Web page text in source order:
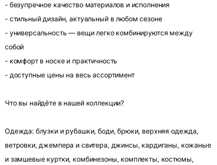
- безупречное качество материалов и исполнения
- стильный дизайн, актуальный в любом сезоне
- универсальность — вещи легко комбинируются между
собой
- комфорт в носке и практичность
- доступные цены на весь ассортимент
Что вы найдёте в нашей коллекции?
Одежда: блузки и рубашки, боди, брюки, верхняя одежда,
ветровки, джемпера и свитера, джинсы, кардиганы, кожаные
и замшевые куртки, комбинезоны, комплекты, костюмы,